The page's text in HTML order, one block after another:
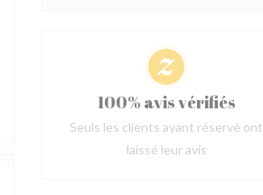
100% avis vérifiés
Seuls les clients ayant réservé ont
laissé leur avis